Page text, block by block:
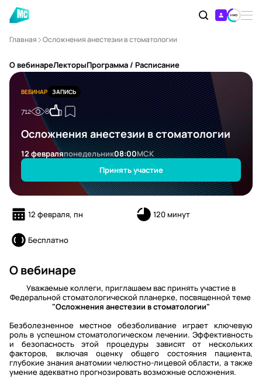
Главная Осложнения анестезии в стоматологии
О вебинареЛекторыПрограмма / Расписание
ВЕБИНАР ЗАПИСЬ
712 8
Осложнения анестезии в стоматологии
12 февраляпонедельник08:00МСК
Принять участие
12 февраля, пн 120 минут
Бесплатно
О вебинаре
Уважаемые коллеги, приглашаем вас принять участие в
Федеральной стоматологической планерке, посвященной теме
"Осложнения анестезии в стоматологии"
Безболезненное местное обезболивание играет ключевую
роль в успешном стоматологическом лечении. Эффективность
и безопасность этой процедуры зависят от нескольких
факторов, включая оценку общего состояния пациента,
глубокие знания анатомии челюстно-лицевой области, а также
умение адекватно прогнозировать возможные осложнения.